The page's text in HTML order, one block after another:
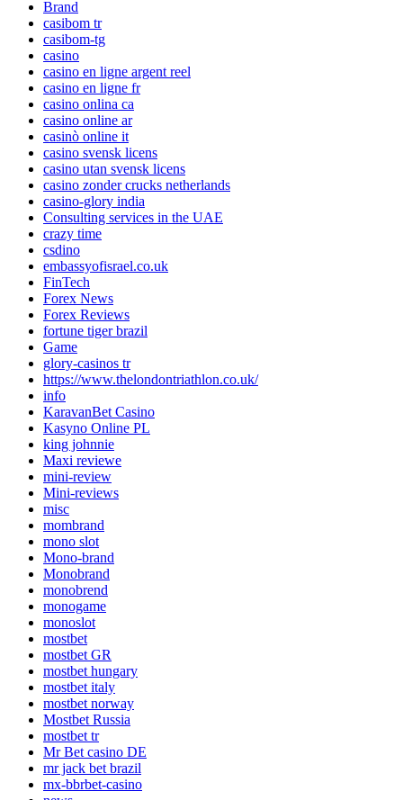
Brand
casibom tr
casibom-tg
casino
casino en ligne argent reel
casino en ligne fr
casino onlina ca
casino online ar
casinò online it
casino svensk licens
casino utan svensk licens
casino zonder crucks netherlands
casino-glory india
Consulting services in the UAE
crazy time
csdino
embassyofisrael.co.uk
FinTech
Forex News
Forex Reviews
fortune tiger brazil
Game
glory-casinos tr
https://www.thelondontriathlon.co.uk/
info
KaravanBet Casino
Kasyno Online PL
king johnnie
Maxi reviewe
mini-review
Mini-reviews
misc
mombrand
mono slot
Mono-brand
Monobrand
monobrend
monogame
monoslot
mostbet
mostbet GR
mostbet hungary
mostbet italy
mostbet norway
Mostbet Russia
mostbet tr
Mr Bet casino DE
mr jack bet brazil
mx-bbrbet-casino